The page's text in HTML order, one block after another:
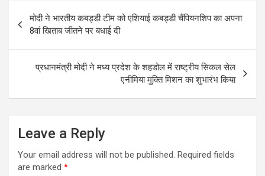
o
k
Post
navigation
मोदी ने भारतीय कबड्डी टीम को एशियाई कबड्डी चैंपियनशिप का अपना
8वां खिताब जीतने पर बधाई दी
प्रधानमंत्री मोदी ने मध्य प्रदेश के शहडोल में राष्ट्रीय सिकल सेल
एनीमिया मुक्ति मिशन का शुभारंभ किया
Leave a Reply
Your email address will not be published. Required fields
are marked *